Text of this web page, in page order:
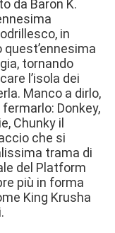
da Baron K.
in
tornando
l’isola dei
Manco a dirlo,
Donkey,
Chunky il
che si
trama di
del Platform
più in forma
King Krusha